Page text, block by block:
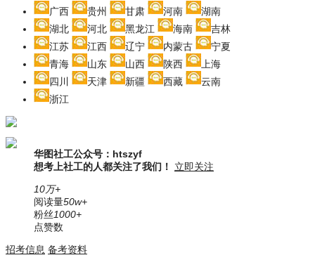
广西
贵州 甘肃 河南
湖南
湖北
河北 黑龙江 海南
吉林
江苏
江西 辽宁 内蒙古
宁夏
青海
山东 山西 陕西
上海
四川
天津 新疆 西藏
云南
浙江
华图社工公众号：htszyf
想考上社工的人都关注了我们！
立即关注
10万+
阅读量50w+
粉丝1000+
点赞数
招考信息 备考资料